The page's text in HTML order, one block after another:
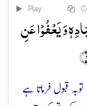
Play
وَ یَعۡفُوۡا عَنِ
قبول فرماتا ہے